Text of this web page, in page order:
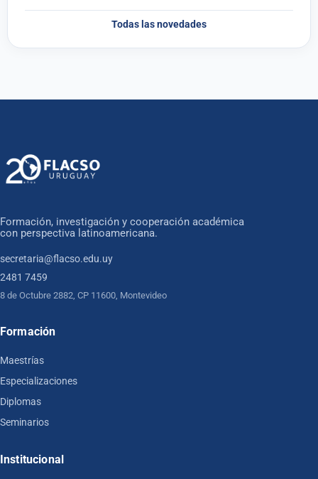
Todas las novedades
Formación, investigación y cooperación académica
con perspectiva latinoamericana.
secretaria@flacso.edu.uy
2481 7459
8 de Octubre 2882, CP 11600, Montevideo
Formación
Maestrías
Especializaciones
Diplomas
Seminarios
Institucional